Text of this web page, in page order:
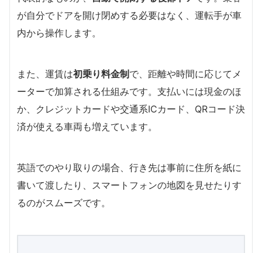
が自分でドアを開け閉めする必要はなく、運転手が車
内から操作します。
また、運賃は初乗り料金制で、距離や時間に応じてメ
ーターで加算される仕組みです。支払いには現金のほ
か、クレジットカードや交通系ICカード、QRコード決
済が使える車両も増えています。
英語でのやり取りの場合、行き先は事前に住所を紙に
書いて渡したり、スマートフォンの地図を見せたりす
るのがスムーズです。